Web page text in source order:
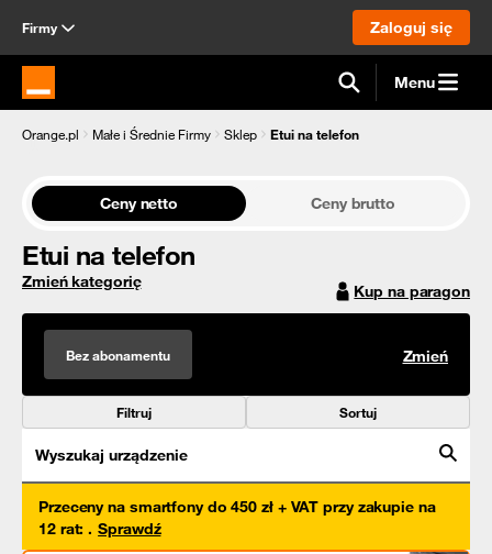
Firmy Zaloguj się
Strona główna Orange.pl Menu
Orange.pl Małe i Średnie Firmy Sklep Etui na telefon
Ceny netto Ceny brutto
Etui na telefon
Zmień kategorię Kup na paragon
Bez abonamentu Zmień
Filtruj Sortuj
Wyszukaj urządzenie
Przeceny na smartfony do 450 zł + VAT przy zakupie na
12 rat: . Sprawdź